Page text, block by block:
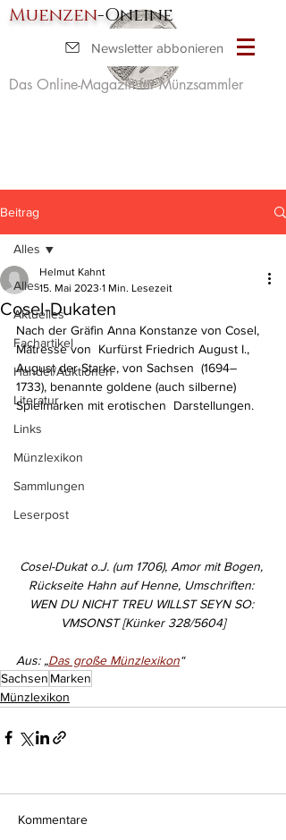
Muenzen-Online
Das Online-Magazin für Münzsammler
Newsletter abbonieren
Beitrag
Alles
Aktuelles
Fachartikel
Handel/Auktionen
Literatur
Links
Münzlexikon
Sammlungen
Leserpost
Alles
Cosel-Dukaten
Helmut Kahnt
15. Mai 2023 1 Min. Lesezeit
Nach der Gräfin Anna Konstanze von Cosel,
Mätresse von  Kurfürst Friedrich August I.,
August der Starke, von Sachsen  (1694–
1733), benannte goldene (auch silberne)
Spielmarken mit erotischen  Darstellungen.
Cosel-Dukat o.J. (um 1706), Amor mit Bogen,
Rückseite Hahn auf Henne, Umschriften:
WEN DU NICHT TREU WILLST SEYN SO:
VMSONST [Künker 328/5604]
Aus: „Das große Münzlexikon“
Sachsen Marken
Münzlexikon
Kommentare